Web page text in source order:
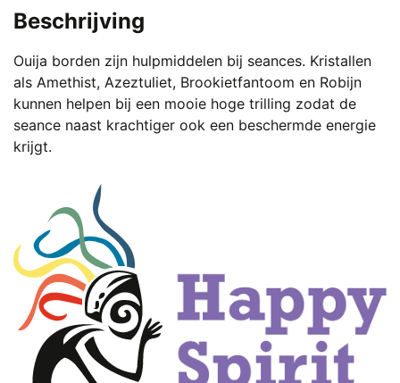
heeft
meerdere
variaties.
Deze
optie
de
productpagina
Beschrijving
Ouija borden zijn hulpmiddelen bij seances. Kristallen
als Amethist, Azeztuliet, Brookietfantoom en Robijn
kunnen helpen bij een mooie hoge trilling zodat de
seance naast krachtiger ook een beschermde energie
krijgt.